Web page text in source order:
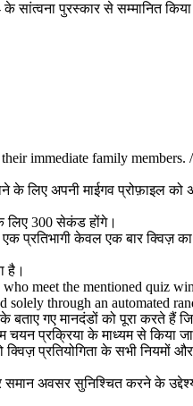
पुरस्कार से सम्मानित किया
immediate family members. /
के लिए अपनी माईगव प्रोफ़ाइल
लिए 300 सेकंड होंगे।
प्रतिभागी केवल एक बार क्विज़
है।
meet the mentioned quiz
through an automated
बताए गए मानदंडों को पूरा करते हैं
चयन प्रक्रिया के माध्यम से किया
प्रतियोगिता के सभी नियमों और
समान अवसर सुनिश्चित करने के